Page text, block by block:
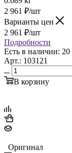
2 961 ₽/шт
Варианты цен
2 961 ₽/шт
Подробности
Есть в наличии: 20
Арт.: 103121
В корзину
Оригинал